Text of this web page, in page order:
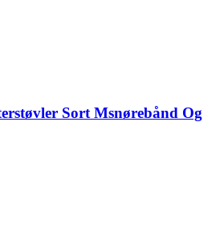
Sort Msnørebånd Og